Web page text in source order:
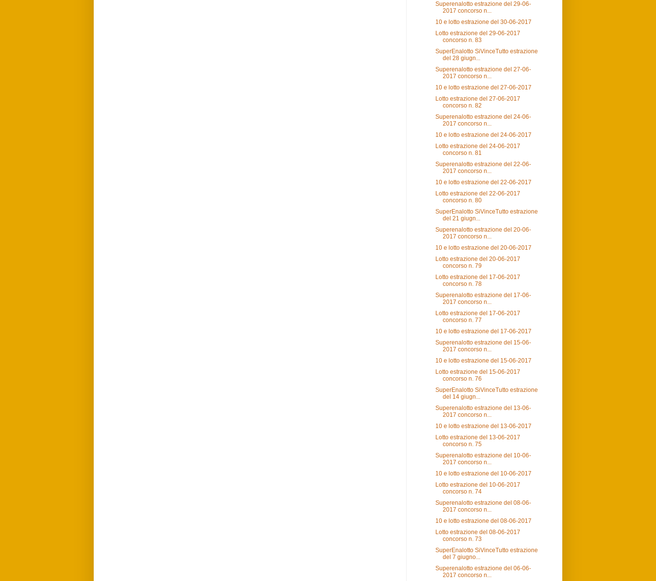
Superenalotto estrazione del 29-06-
2017 concorso n...
10 e lotto estrazione del 30-06-2017
Lotto estrazione del 29-06-2017
concorso n. 83
SuperEnalotto SiVinceTutto estrazione
del 28 giugn...
Superenalotto estrazione del 27-06-
2017 concorso n...
10 e lotto estrazione del 27-06-2017
Lotto estrazione del 27-06-2017
concorso n. 82
Superenalotto estrazione del 24-06-
2017 concorso n...
10 e lotto estrazione del 24-06-2017
Lotto estrazione del 24-06-2017
concorso n. 81
Superenalotto estrazione del 22-06-
2017 concorso n...
10 e lotto estrazione del 22-06-2017
Lotto estrazione del 22-06-2017
concorso n. 80
SuperEnalotto SiVinceTutto estrazione
del 21 giugn...
Superenalotto estrazione del 20-06-
2017 concorso n...
10 e lotto estrazione del 20-06-2017
Lotto estrazione del 20-06-2017
concorso n. 79
Lotto estrazione del 17-06-2017
concorso n. 78
Superenalotto estrazione del 17-06-
2017 concorso n...
Lotto estrazione del 17-06-2017
concorso n. 77
10 e lotto estrazione del 17-06-2017
Superenalotto estrazione del 15-06-
2017 concorso n...
10 e lotto estrazione del 15-06-2017
Lotto estrazione del 15-06-2017
concorso n. 76
SuperEnalotto SiVinceTutto estrazione
del 14 giugn...
Superenalotto estrazione del 13-06-
2017 concorso n...
10 e lotto estrazione del 13-06-2017
Lotto estrazione del 13-06-2017
concorso n. 75
Superenalotto estrazione del 10-06-
2017 concorso n...
10 e lotto estrazione del 10-06-2017
Lotto estrazione del 10-06-2017
concorso n. 74
Superenalotto estrazione del 08-06-
2017 concorso n...
10 e lotto estrazione del 08-06-2017
Lotto estrazione del 08-06-2017
concorso n. 73
SuperEnalotto SiVinceTutto estrazione
del 7 giugno...
Superenalotto estrazione del 06-06-
2017 concorso n...